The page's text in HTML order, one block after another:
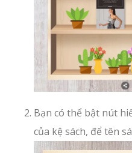
Bạn có thể bật nút
của kệ sách, để tên